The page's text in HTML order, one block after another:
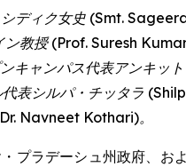
ディク女史 (Smt.
ン教授 (Prof. Suresh
キャンパス代表アンキッ
表シルパ・チッタラ (
Dr. Navneet Kothari)。
プラデーシュ州政府、お